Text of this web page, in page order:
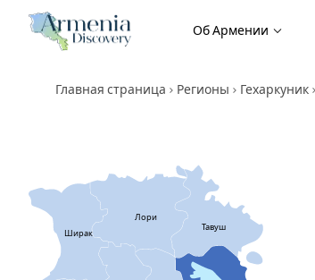
Об Армении
Главная страница Регионы Гехаркуник
Ширак
Лори
Тавуш